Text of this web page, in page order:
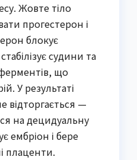
Жовте тіло
прогестерон і
блокує
судини та
ферментів, що
У результаті
відторгається —
на децидуальну
ембріон і бере
плаценти.